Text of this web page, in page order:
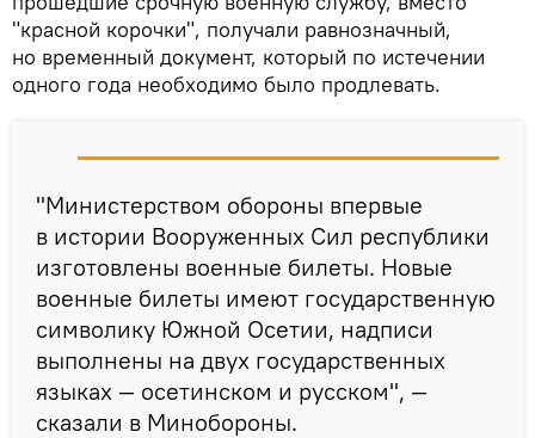
"красной корочки", получали равнозначный,
но временный документ, который по истечении
одного года необходимо было продлевать.
"Министерством обороны впервые
в истории Вооруженных Сил республики
изготовлены военные билеты. Новые
военные билеты имеют государственную
символику Южной Осетии, надписи
выполнены на двух государственных
языках — осетинском и русском", —
сказали в Минобороны.